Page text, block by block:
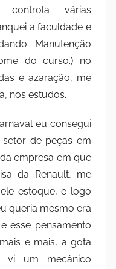
várias
a faculdade e
Manutenção
do curso.) no
e azaração, me
nos estudos.
eu consegui
de peças em
empresa em que
da Renault, me
estoque, e logo
queria mesmo era
esse pensamento
e mais, a gota
vi um mecânico